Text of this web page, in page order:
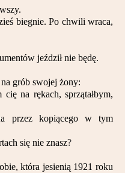
biegnie. Po chwili wraca,
jeździł nie będę.
grób swojej żony:
na rękach, sprzątałbym,
przez kopiącego w tym
się nie znasz?
która jesienią 1921 roku